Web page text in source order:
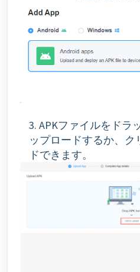
3. APKファイルをドラ
ップロードするか、
ドできます。